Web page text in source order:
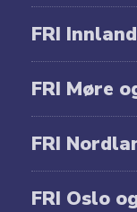
FRI
FRI Møre
FRI
FRI Oslo